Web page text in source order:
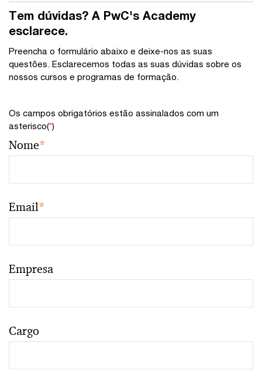
Tem dúvidas? A PwC's Academy
esclarece.
Preencha o formulário abaixo e deixe-nos as suas
questões. Esclarecemos todas as suas dúvidas sobre os
nossos cursos e programas de formação.
Os campos obrigatórios estão assinalados com um
asterisco(*)
Nome*
Email*
Empresa
Cargo